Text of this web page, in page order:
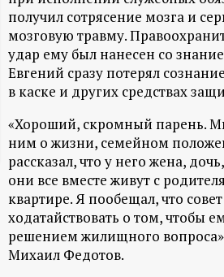
о
р
м
а
ц
и
о
получил сотрясение мозга и
мозговую травму.
удар ему был нанесен со
Евгений сразу потерял
в каске и других средствах
«Хороший, скромный парень.
ним о жизни, семейном
рассказал, что у него жена,
они все вместе живут с
квартире. Я пообещал, что
ходатайствовать о том, чтобы
решением жилищного
Михаил Федотов.